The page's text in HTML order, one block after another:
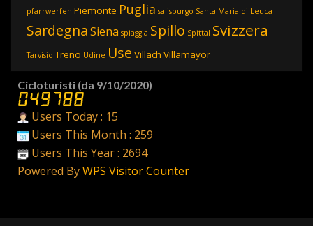
pfarrwerfen Piemonte Puglia salisburgo Santa Maria di Leuca
SardegnaSiena spiaggia Spillo Spittal Svizzera
Tarvisio Treno Udine Use Villach Villamayor
Cicloturisti (da 9/10/2020)
Users Today : 15
Users This Month : 259
Users This Year : 2694
Powered ByWPS Visitor Counter